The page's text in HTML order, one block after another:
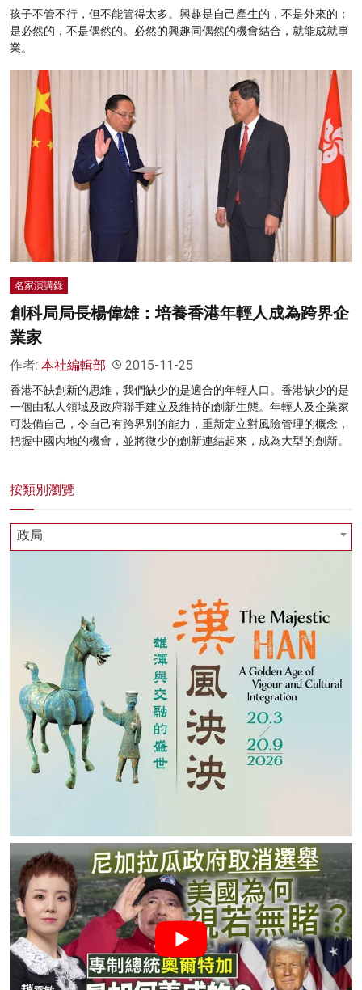
孩子不管不行，但不能管得太多。興趣是自己產生的，不是外來的；
是必然的，不是偶然的。必然的興趣同偶然的機會結合，就能成就事
業。
名家演講錄
創科局局長楊偉雄：培養香港年輕人成為跨界企
業家
作者: 本社編輯部 2015-11-25
香港不缺創新的思維，我們缺少的是適合的年輕人口。香港缺少的是
一個由私人領域及政府聯手建立及維持的創新生態。年輕人及企業家
可裝備自己，令自己有跨界別的能力，重新定立對風險管理的概念，
把握中國內地的機會，並將微少的創新連結起來，成為大型的創新。
按類別瀏覽
政局